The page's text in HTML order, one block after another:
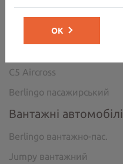
Автомобілі
C5 Aircross
C5 Aircross
Berlingo пасажирський
Вантажні автомобілі
Berlingo вантажно-пас.
Jumpy вантажний
ОК